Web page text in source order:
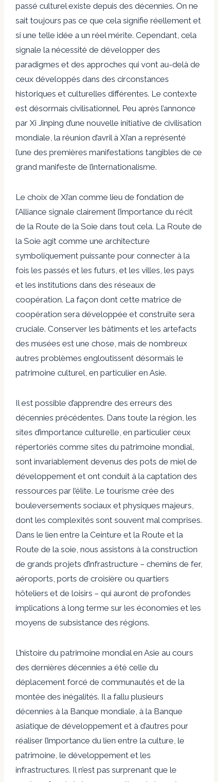
passé culturel existe depuis des décennies. On ne
sait toujours pas ce que cela signifie réellement et
si une telle idée a un réel mérite. Cependant, cela
signale la nécessité de développer des
paradigmes et des approches qui vont au-delà de
ceux développés dans des circonstances
historiques et culturelles différentes. Le contexte
est désormais civilisationnel. Peu après l’annonce
par Xi Jinping d’une nouvelle initiative de civilisation
mondiale, la réunion d’avril à Xi’an a représenté
l’une des premières manifestations tangibles de ce
grand manifeste de l’internationalisme.
Le choix de Xi’an comme lieu de fondation de
l’Alliance signale clairement l’importance du récit
de la Route de la Soie dans tout cela. La Route de
la Soie agit comme une architecture
symboliquement puissante pour connecter à la
fois les passés et les futurs, et les villes, les pays
et les institutions dans des réseaux de
coopération. La façon dont cette matrice de
coopération sera développée et construite sera
cruciale. Conserver les bâtiments et les artefacts
des musées est une chose, mais de nombreux
autres problèmes engloutissent désormais le
patrimoine culturel, en particulier en Asie.
Il est possible d’apprendre des erreurs des
décennies précédentes. Dans toute la région, les
sites d’importance culturelle, en particulier ceux
répertoriés comme sites du patrimoine mondial,
sont invariablement devenus des pots de miel de
développement et ont conduit à la captation des
ressources par l’élite. Le tourisme crée des
bouleversements sociaux et physiques majeurs,
dont les complexités sont souvent mal comprises.
Dans le lien entre la Ceinture et la Route et la
Route de la soie, nous assistons à la construction
de grands projets d’infrastructure – chemins de fer,
aéroports, ports de croisière ou quartiers
hôteliers et de loisirs – qui auront de profondes
implications à long terme sur les économies et les
moyens de subsistance des régions.
L’histoire du patrimoine mondial en Asie au cours
des dernières décennies a été celle du
déplacement forcé de communautés et de la
montée des inégalités. Il a fallu plusieurs
décennies à la Banque mondiale, à la Banque
asiatique de développement et à d’autres pour
réaliser l’importance du lien entre la culture, le
patrimoine, le développement et les
infrastructures. Il n’est pas surprenant que le